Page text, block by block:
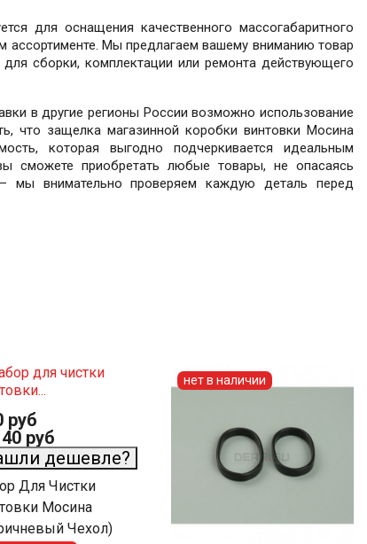
для оснащения качественного массогабаритного
ассортименте. Мы предлагаем вашему вниманию товар
сборки, комплектации или ремонта действующего
в другие регионы России возможно использование
что защелка магазинной коробки винтовки Мосина
которая выгодно подчеркивается идеальным
сможете приобретать любые товары, не опасаясь
мы внимательно проверяем каждую деталь перед
руб
40 руб
дешевле?
Для Чистки
Мосина
Чехол)
нет в наличии